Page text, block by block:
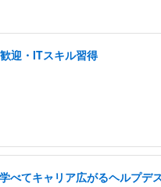
迎・ITスキル習得
べてキャリア広がるヘルプデ